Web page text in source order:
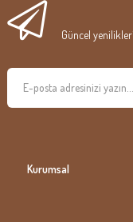
Güncel
Kurumsal